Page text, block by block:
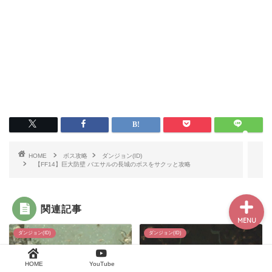
HOME ボス攻略
ダンジョン(ID)
【FF14】巨大防壁 バエサルの長城のボスをサクッと攻略
関連記事
ダンジョン(ID) ダンジョン(ID)
HOME YouTube
MENU
魔法大学取引